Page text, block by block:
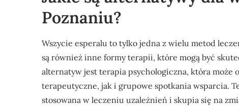
Poznaniu?
Wszycie esperalu to tylko jedna z wielu metod
są również inne formy terapii, które mogą być
alternatyw jest terapia psychologiczna, która może
terapeutyczne, jak i grupowe spotkania wsparcia.
stosowana w leczeniu uzależnień i skupia się na